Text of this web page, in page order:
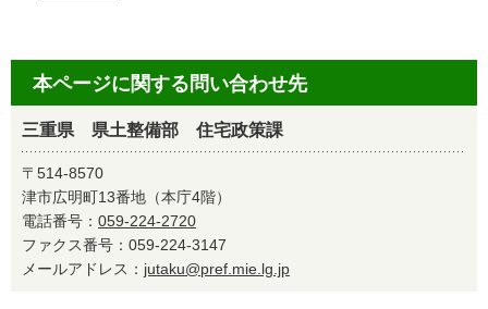
本ページに関する問い合わせ先
三重県 県土整備部 住宅政策課
〒514-8570
津市広明町13番地（本庁4階）
電話番号： 059-224-2720
ファクス番号：059-224-3147
メールアドレス： jutaku@pref.mie.lg.jp